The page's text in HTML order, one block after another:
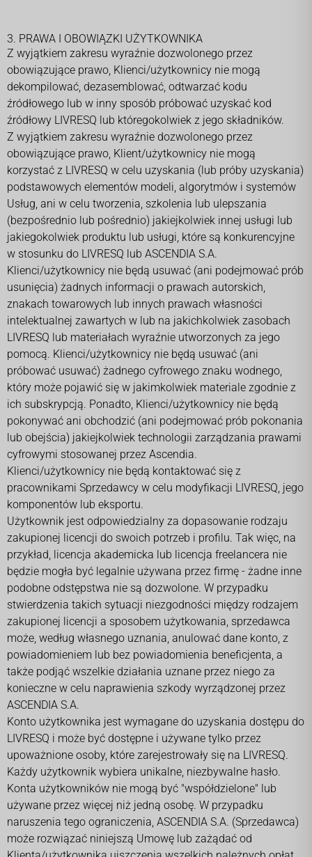
3. PRAWA I OBOWIĄZKI UŻYTKOWNIKA
Z wyjątkiem zakresu wyraźnie dozwolonego przez
obowiązujące prawo, Klienci/użytkownicy nie mogą
dekompilować, dezasemblować, odtwarzać kodu
źródłowego lub w inny sposób próbować uzyskać kod
źródłowy LIVRESQ lub któregokolwiek z jego składników.
Z wyjątkiem zakresu wyraźnie dozwolonego przez
obowiązujące prawo, Klient/użytkownicy nie mogą
korzystać z LIVRESQ w celu uzyskania (lub próby uzyskania)
podstawowych elementów modeli, algorytmów i systemów
Usług, ani w celu tworzenia, szkolenia lub ulepszania
(bezpośrednio lub pośrednio) jakiejkolwiek innej usługi lub
jakiegokolwiek produktu lub usługi, które są konkurencyjne
w stosunku do LIVRESQ lub ASCENDIA S.A.
Klienci/użytkownicy nie będą usuwać (ani podejmować prób
usunięcia) żadnych informacji o prawach autorskich,
znakach towarowych lub innych prawach własności
intelektualnej zawartych w lub na jakichkolwiek zasobach
LIVRESQ lub materiałach wyraźnie utworzonych za jego
pomocą. Klienci/użytkownicy nie będą usuwać (ani
próbować usuwać) żadnego cyfrowego znaku wodnego,
który może pojawić się w jakimkolwiek materiale zgodnie z
ich subskrypcją. Ponadto, Klienci/użytkownicy nie będą
pokonywać ani obchodzić (ani podejmować prób pokonania
lub obejścia) jakiejkolwiek technologii zarządzania prawami
cyfrowymi stosowanej przez Ascendia.
Klienci/użytkownicy nie będą kontaktować się z
pracownikami Sprzedawcy w celu modyfikacji LIVRESQ, jego
komponentów lub eksportu.
Użytkownik jest odpowiedzialny za dopasowanie rodzaju
zakupionej licencji do swoich potrzeb i profilu. Tak więc, na
przykład, licencja akademicka lub licencja freelancera nie
będzie mogła być legalnie używana przez firmę - żadne inne
podobne odstępstwa nie są dozwolone. W przypadku
stwierdzenia takich sytuacji niezgodności między rodzajem
zakupionej licencji a sposobem użytkowania, sprzedawca
może, według własnego uznania, anulować dane konto, z
powiadomieniem lub bez powiadomienia beneficjenta, a
także podjąć wszelkie działania uznane przez niego za
konieczne w celu naprawienia szkody wyrządzonej przez
ASCENDIA S.A.
Konto użytkownika jest wymagane do uzyskania dostępu do
LIVRESQ i może być dostępne i używane tylko przez
upoważnione osoby, które zarejestrowały się na LIVRESQ.
Każdy użytkownik wybiera unikalne, niezbywalne hasło.
Konta użytkowników nie mogą być "współdzielone" lub
używane przez więcej niż jedną osobę. W przypadku
naruszenia tego ograniczenia, ASCENDIA S.A. (Sprzedawca)
może rozwiązać niniejszą Umowę lub zażądać od